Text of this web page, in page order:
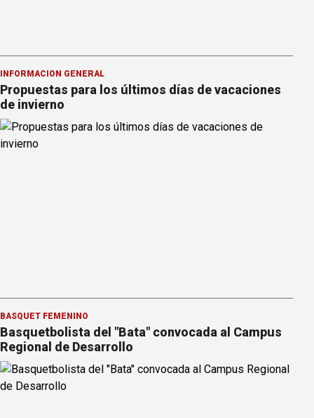
INFORMACION GENERAL
Propuestas para los últimos días de vacaciones
de invierno
BÁSQUET FEMENINO
Basquetbolista del "Bata" convocada al Campus
Regional de Desarrollo